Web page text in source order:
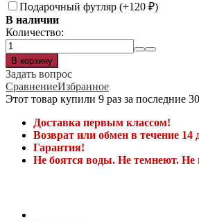
Подарочный футляр (+120 ₽)
В наличии
Количество:
Задать вопрос
СравнениеИзбранное
Этот товар купили 9 раз за последние
Доставка первым классом!
Возврат или обмен в течение 14
Гарантия!
Не боятся воды. Не темнеют.